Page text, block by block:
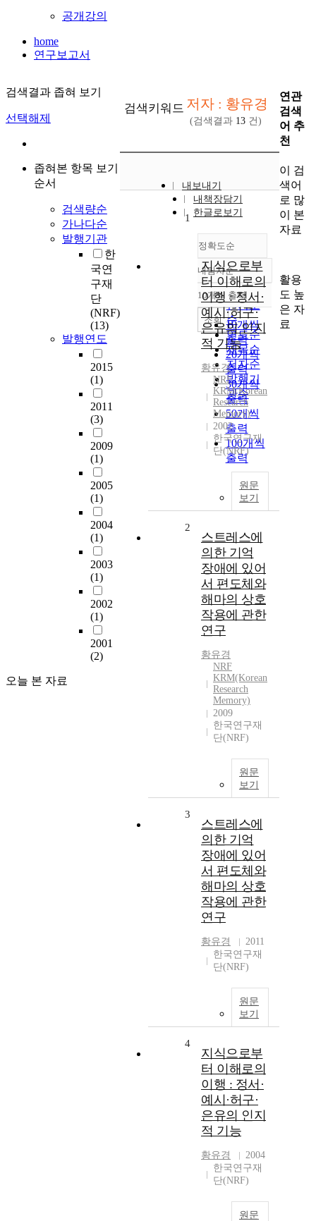
공개강의
home
연구보고서
검색결과 좁혀 보기
선택해제
좁혀본 항목 보기
순서
검색량순
가나다순
발행기관
한
국연
구재
단
(NRF)
(13)
발행연도
2015
(1)
2011
(3)
2009
(1)
2005
(1)
2004
(1)
2003
(1)
2002
(1)
2001
(2)
오늘 본 자료
검색키워드 저자 : 황유경
(검색결과 13 건)
내보내기
내책장담기
한글로보기
정확도순
정확도
순
인기도
순
연도순
제목순
저자순
발행기
관순
내림차순
내림차순
10개씩 출력
10개씩
출력
20개씩
출력
30개씩
출력
50개씩
출력
100개씩
출력
조회
1
지식으로부
터 이해로의
이행 : 정서·
예시·허구·
은유의 인지
적 기능
황유경
NRF
KRM(Korean
Research
Memory)
2002
한국연구재
단(NRF)
원문
보기
2
스트레스에
의한 기억
장애에 있어
서 편도체와
해마의 상호
작용에 관한
연구
황유경
NRF
KRM(Korean
Research
Memory)
2009
한국연구재
단(NRF)
원문
보기
3
스트레스에
의한 기억
장애에 있어
서 편도체와
해마의 상호
작용에 관한
연구
황유경
2011
한국연구재
단(NRF)
원문
보기
4
지식으로부
터 이해로의
이행 : 정서·
예시·허구·
은유의 인지
적 기능
황유경
2004
한국연구재
단(NRF)
원문
연관
검색
어 추
천
이 검
색어
로 많
이 본
자료
활용
도 높
은 자
료